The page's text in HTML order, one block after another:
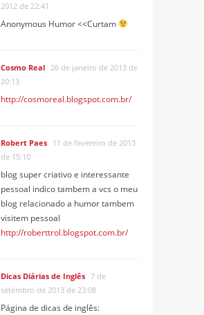
2012 de 22:41
Anonymous Humor <<Curtam
Cosmo Real 26 de janeiro de 2013 de
20:13
http://cosmoreal.blogspot.com.br/
Robert Paes 11 de fevereiro de 2013
de 15:10
blog super criativo e interessante
pessoal indico tambem a vcs o meu
blog relacionado a humor tambem
visitem pessoal
http://roberttrol.blogspot.com.br/
Dicas Diárias de Inglês 7 de
setembro de 2013 de 23:08
Página de dicas de inglês: